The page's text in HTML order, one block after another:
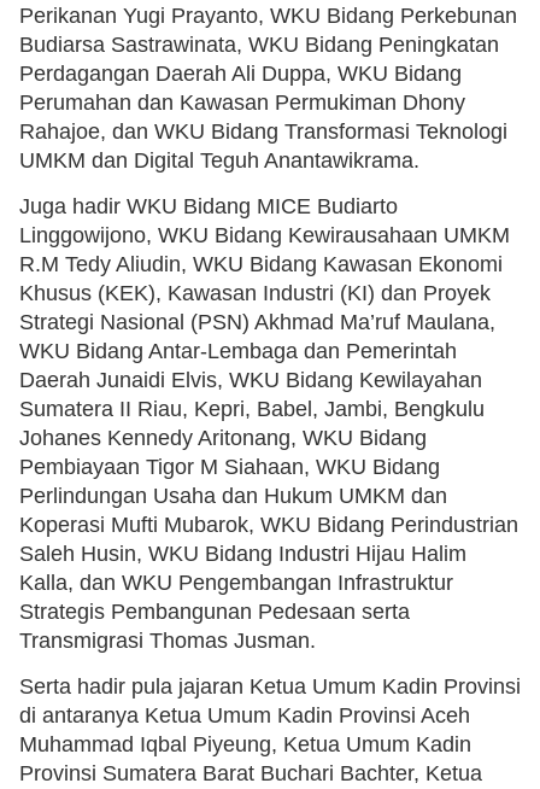
Perikanan Yugi Prayanto, WKU Bidang Perkebunan
Budiarsa Sastrawinata, WKU Bidang Peningkatan
Perdagangan Daerah Ali Duppa, WKU Bidang
Perumahan dan Kawasan Permukiman Dhony
Rahajoe, dan WKU Bidang Transformasi Teknologi
UMKM dan Digital Teguh Anantawikrama.
Juga hadir WKU Bidang MICE Budiarto
Linggowijono, WKU Bidang Kewirausahaan UMKM
R.M Tedy Aliudin, WKU Bidang Kawasan Ekonomi
Khusus (KEK), Kawasan Industri (KI) dan Proyek
Strategi Nasional (PSN) Akhmad Ma’ruf Maulana,
WKU Bidang Antar-Lembaga dan Pemerintah
Daerah Junaidi Elvis, WKU Bidang Kewilayahan
Sumatera II Riau, Kepri, Babel, Jambi, Bengkulu
Johanes Kennedy Aritonang, WKU Bidang
Pembiayaan Tigor M Siahaan, WKU Bidang
Perlindungan Usaha dan Hukum UMKM dan
Koperasi Mufti Mubarok, WKU Bidang Perindustrian
Saleh Husin, WKU Bidang Industri Hijau Halim
Kalla, dan WKU Pengembangan Infrastruktur
Strategis Pembangunan Pedesaan serta
Transmigrasi Thomas Jusman.
Serta hadir pula jajaran Ketua Umum Kadin Provinsi
di antaranya Ketua Umum Kadin Provinsi Aceh
Muhammad Iqbal Piyeung, Ketua Umum Kadin
Provinsi Sumatera Barat Buchari Bachter, Ketua